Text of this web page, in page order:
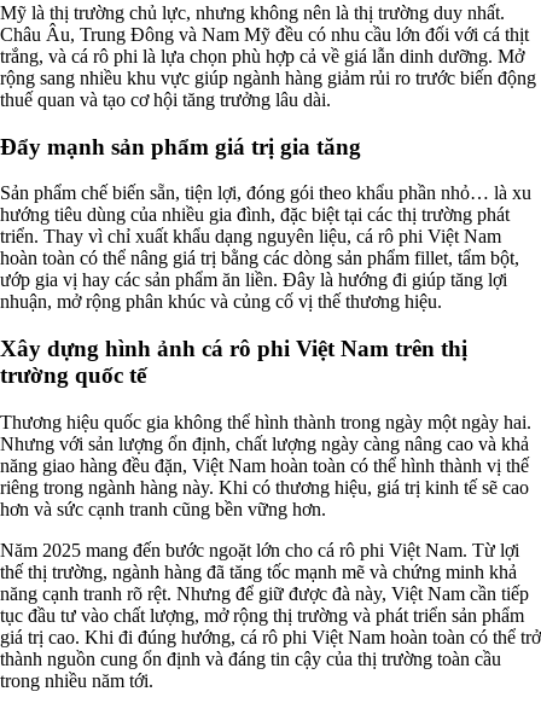
Mỹ là thị trường chủ lực, nhưng không nên là thị trường duy nhất.
Châu Âu, Trung Đông và Nam Mỹ đều có nhu cầu lớn đối với cá thịt
trắng, và cá rô phi là lựa chọn phù hợp cả về giá lẫn dinh dưỡng. Mở
rộng sang nhiều khu vực giúp ngành hàng giảm rủi ro trước biến động
thuế quan và tạo cơ hội tăng trưởng lâu dài.
Đẩy mạnh sản phẩm giá trị gia tăng
Sản phẩm chế biến sẵn, tiện lợi, đóng gói theo khẩu phần nhỏ… là xu
hướng tiêu dùng của nhiều gia đình, đặc biệt tại các thị trường phát
triển. Thay vì chỉ xuất khẩu dạng nguyên liệu, cá rô phi Việt Nam
hoàn toàn có thể nâng giá trị bằng các dòng sản phẩm fillet, tẩm bột,
ướp gia vị hay các sản phẩm ăn liền. Đây là hướng đi giúp tăng lợi
nhuận, mở rộng phân khúc và củng cố vị thế thương hiệu.
Xây dựng hình ảnh cá rô phi Việt Nam trên thị
trường quốc tế
Thương hiệu quốc gia không thể hình thành trong ngày một ngày hai.
Nhưng với sản lượng ổn định, chất lượng ngày càng nâng cao và khả
năng giao hàng đều đặn, Việt Nam hoàn toàn có thể hình thành vị thế
riêng trong ngành hàng này. Khi có thương hiệu, giá trị kinh tế sẽ cao
hơn và sức cạnh tranh cũng bền vững hơn.
Năm 2025 mang đến bước ngoặt lớn cho cá rô phi Việt Nam. Từ lợi
thế thị trường, ngành hàng đã tăng tốc mạnh mẽ và chứng minh khả
năng cạnh tranh rõ rệt. Nhưng để giữ được đà này, Việt Nam cần tiếp
tục đầu tư vào chất lượng, mở rộng thị trường và phát triển sản phẩm
giá trị cao. Khi đi đúng hướng, cá rô phi Việt Nam hoàn toàn có thể trở
thành nguồn cung ổn định và đáng tin cậy của thị trường toàn cầu
trong nhiều năm tới.